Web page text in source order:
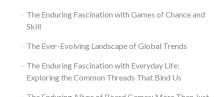
The Enduring Fascination with Games of Chance and
Skill
The Ever-Evolving Landscape of Global Trends
The Enduring Fascination with Everyday Life:
Exploring the Common Threads That Bind Us